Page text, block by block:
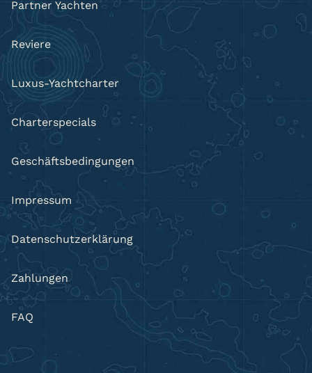
Partner Yachten
Reviere
Luxus-Yachtcharter
Charterspecials
Geschäftsbedingungen
Impressum
Datenschutzerklärung
Zahlungen
FAQ